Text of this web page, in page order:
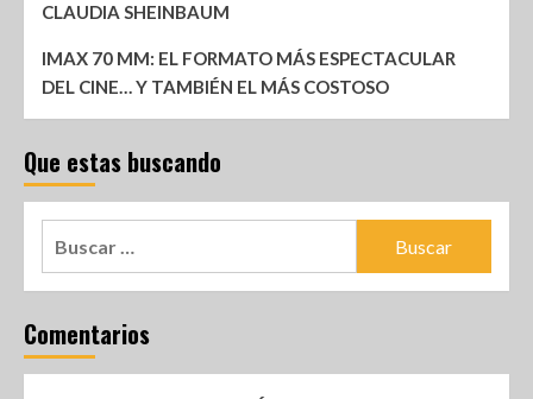
CLAUDIA SHEINBAUM
IMAX 70 MM: EL FORMATO MÁS ESPECTACULAR
DEL CINE… Y TAMBIÉN EL MÁS COSTOSO
Que estas buscando
Comentarios